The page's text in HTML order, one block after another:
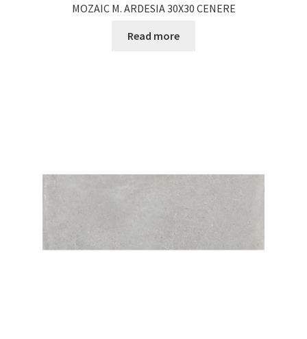
MOZAIC M. ARDESIA 30X30 CENERE
Read more